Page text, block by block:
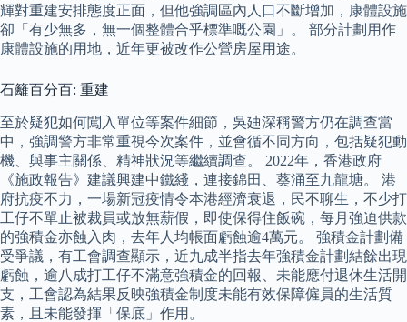
輝對重建安排態度正面，但他強調區內人口不斷增加，康體設施
卻「有少無多，無一個整體合乎標準嘅公園」。 部分計劃用作
康體設施的用地，近年更被改作公營房屋用途。
石籬百分百: 重建
至於疑犯如何闖入單位等案件細節，吳廸深稱警方仍在調查當
中，強調警方非常重視今次案件，並會循不同方向，包括疑犯動
機、與事主關係、精神狀況等繼續調查。 2022年，香港政府
《施政報告》建議興建中鐵綫，連接錦田、葵涌至九龍塘。 港
府抗疫不力，一場新冠疫情令本港經濟衰退，民不聊生，不少打
工仔不單止被裁員或放無薪假，即使保得住飯碗，每月強迫供款
的強積金亦蝕入肉，去年人均帳面虧蝕逾4萬元。 強積金計劃備
受爭議，有工會調查顯示，近九成半指去年強積金計劃結餘出現
虧蝕，逾八成打工仔不滿意強積金的回報、未能應付退休生活開
支，工會認為結果反映強積金制度未能有效保障僱員的生活質
素，且未能發揮「保底」作用。